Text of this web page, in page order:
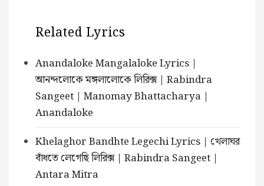
Related Lyrics
Anandaloke Mangalaloke Lyrics |
আনন্দলোকে মঙ্গলালোকে লিরিক্স | Rabindra
Sangeet | Manomay Bhattacharya |
Anandaloke
Khelaghor Bandhte Legechi Lyrics | খেলাঘর
বাঁধতে লেগেছি লিরিক্স | Rabindra Sangeet |
Antara Mitra